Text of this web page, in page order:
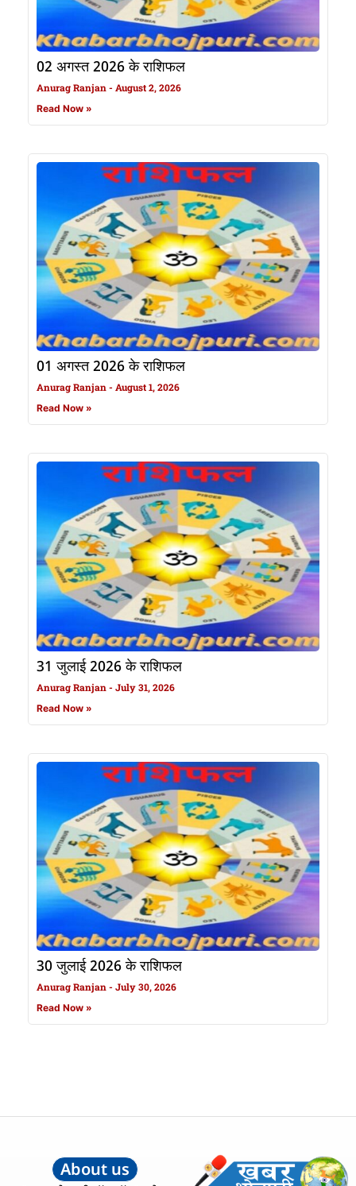
02 अगस्त 2026 के राशिफल
Anurag Ranjan August 2, 2026
Read Now »
01 अगस्त 2026 के राशिफल
Anurag Ranjan August 1, 2026
Read Now »
31 जुलाई 2026 के राशिफल
Anurag Ranjan July 31, 2026
Read Now »
30 जुलाई 2026 के राशिफल
Anurag Ranjan July 30, 2026
Read Now »
About us